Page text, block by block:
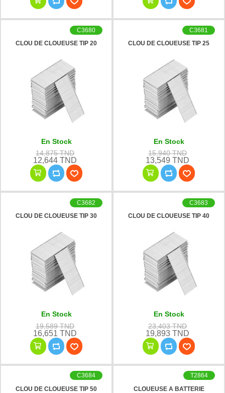
CLOU DE CLOUEUSE TIP 20
C3680
En Stock
14,875 TND
12,644 TND
CLOU DE CLOUEUSE TIP 25
C3681
En Stock
15,940 TND
13,549 TND
CLOU DE CLOUEUSE TIP 30
C3682
En Stock
19,589 TND
16,651 TND
CLOU DE CLOUEUSE TIP 40
C3683
En Stock
23,403 TND
19,893 TND
CLOU DE CLOUEUSE TIP 50
C3684
CLOUEUSE A BATTERIE
T2864